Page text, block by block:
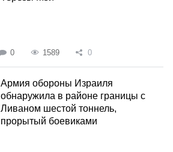
0 1589 0
Армия обороны Израиля
обнаружила в районе границы с
Ливаном шестой тоннель,
прорытый боевиками